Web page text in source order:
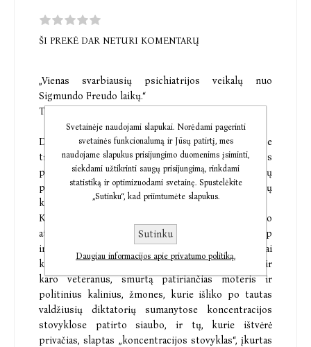
ŠI PREKĖ DAR NETURI KOMENTARŲ
„Vienas svarbiausių psichiatrijos veikalų nuo
Sigmundo Freudo laikų.“
The New York Times Book Review
Dr. Judith Lewis Herman – viena žymiausių pasaulyje
traumų tyrėjų, Harvardo universiteto psichiatrijos
profesorė ir Kembridžo ligoninės smurto aukų
programos vadovė, daugelį apdovanojimų pelniusių
knygų autorė.
Knygoje „Trauma ir išgijimas“ analizuojamas ryšio
atkūrimas tarp viešojo ir asmeninio pasaulio, tarp
individo ir bendruomenės, tarp vyrų ir moterų. Tai
knyga apie bendrumą, kuris sieja prievartos aukas ir
karo veteranus, smurtą patiriančias moteris ir
politinius kalinius, žmones, kurie išliko po tautas
valdžiusių diktatorių sumanytose koncentracijos
stovyklose patirto siaubo, ir tų, kurie ištvėrė
privačias, slaptas „koncentracijos stovyklas“, įkurtas
Svetainėje naudojami slapukai. Norėdami pagerinti
svetainės funkcionalumą ir Jūsų patirtį, mes
naudojame slapukus prisijungimo duomenims įsiminti,
siekdami užtikrinti saugų prisijungimą, rinkdami
statistiką ir optimizuodami svetainę. Spustelėkite
„Sutinku“, kad priimtumėte slapukus.
Sutinku
Daugiau informacijos apie privatumo politiką.